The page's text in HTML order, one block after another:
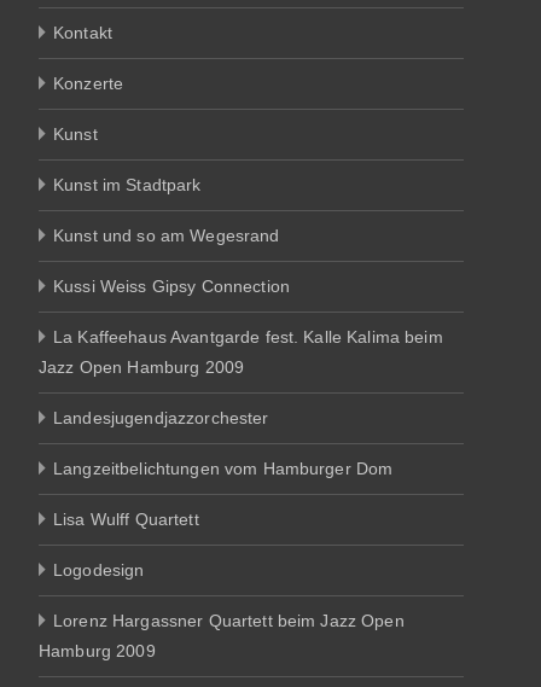
Kontakt
Konzerte
Kunst
Kunst im Stadtpark
Kunst und so am Wegesrand
Kussi Weiss Gipsy Connection
La Kaffeehaus Avantgarde fest. Kalle Kalima beim
Jazz Open Hamburg 2009
Landesjugendjazzorchester
Langzeitbelichtungen vom Hamburger Dom
Lisa Wulff Quartett
Logodesign
Lorenz Hargassner Quartett beim Jazz Open
Hamburg 2009